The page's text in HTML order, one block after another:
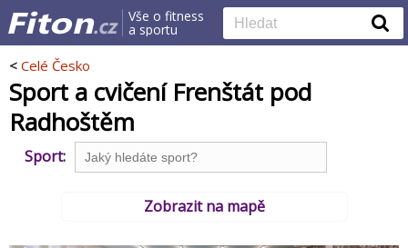
Vše o fitness
a sportu
< Celé Česko
Sport a cvičení Frenštát pod
Radhoštěm
Sport:
Zobrazit na mapě